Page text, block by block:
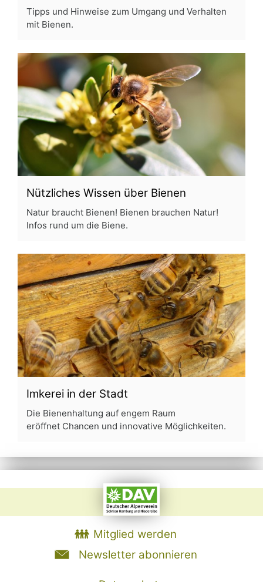
Tipps und Hinweise zum Umgang und Verhalten
mit Bienen.
Nützliches Wissen über Bienen
Natur braucht Bienen! Bienen brauchen Natur!
Infos rund um die Biene.
Imkerei in der Stadt
Die Bienenhaltung auf engem Raum
eröffnet Chancen und innovative Möglichkeiten.
Mitglied werden
Newsletter abonnieren